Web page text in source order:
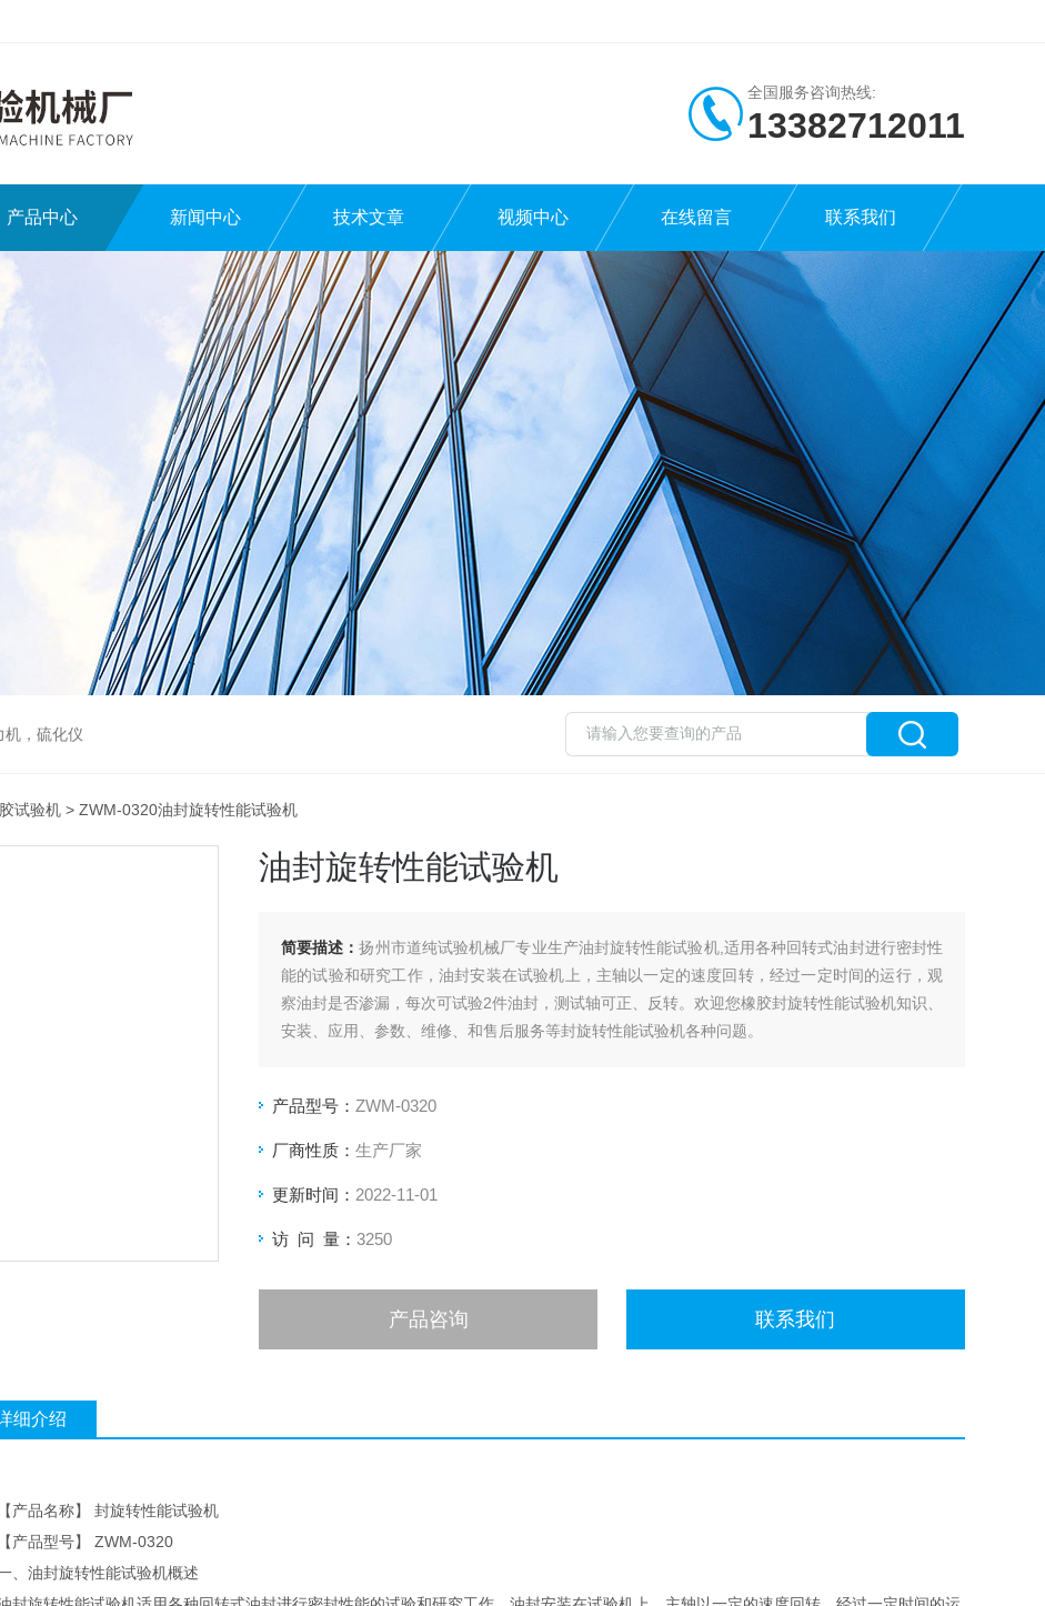
全国服务咨询热线:
13382712011
产品中心 新闻中心 技术文章 视频中心 在线留言 联系我们
机，硫化仪
试验机 > ZWM-0320油封旋转性能试验机
油封旋转性能试验机
简要描述：扬州市道纯试验机械厂专业生产油封旋转性能试验机,适用各种回转式油封进行密封性
能的试验和研究工作，油封安装在试验机上，主轴以一定的速度回转，经过一定时间的运行，观
察油封是否渗漏，每次可试验2件油封，测试轴可正、反转。欢迎您橡胶封旋转性能试验机知识、
安装、应用、参数、维修、和售后服务等封旋转性能试验机各种问题。
产品型号： ZWM-0320
厂商性质： 生产厂家
更新时间： 2022-11-01
访 问 量： 3250
产品咨询 联系我们
细介绍
品名称】 封旋转性能试验机
品型号】 ZWM-0320
油封旋转性能试验机概述